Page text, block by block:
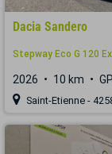
Dacia Sandero
Stepway Eco G 120
2026 10 km
Saint-Etienne -